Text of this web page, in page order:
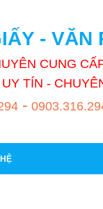
- VĂN
CUNG
UY TÍN -
-